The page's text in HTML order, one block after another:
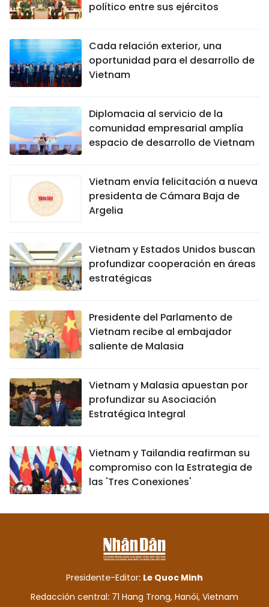
político entre sus ejércitos
Cada relación exterior, una
oportunidad para el desarrollo de
Vietnam
Diplomacia al servicio de la
comunidad empresarial amplía
espacio de desarrollo de Vietnam
Vietnam envía felicitación a nueva
presidenta de Cámara Baja de
Argelia
Vietnam y Estados Unidos buscan
profundizar cooperación en áreas
estratégicas
Presidente del Parlamento de
Vietnam recibe al embajador
saliente de Malasia
Vietnam y Malasia apuestan por
profundizar su Asociación
Estratégica Integral
Vietnam y Tailandia reafirman su
compromiso con la Estrategia de
las 'Tres Conexiones'
Presidente-Editor: Le Quoc Minh
Redacción central: 71 Hang Trong, Hanói, Vietnam